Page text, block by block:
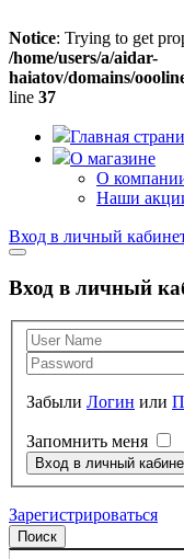
Notice: Trying to get
/home/users/a/aidar-
haiatov/domains/
line 37
Главная
О магазине
О
Наши
Вход в личный
Вход в личный
Забыли Логин или
Запомнить меня
Зарегистрироваться
Поиск